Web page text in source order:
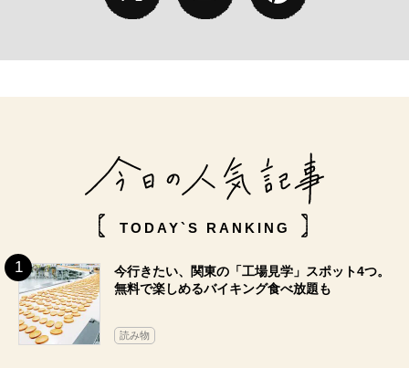
TODAY`S RANKING
今行きたい、関東の「工場見学」スポット4つ。
無料で楽しめるバイキング食べ放題も
読み物